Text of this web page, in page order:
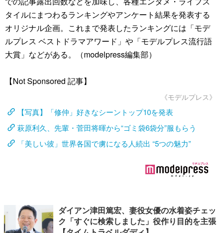
タイルにまつわるランキングやアンケート結果を発表する
オリジナル企画。これまで発表したランキングには「モデ
ルプレス ベストドラマアワード」や「モデルプレス流行語
大賞」などがある。（modelpress編集部）
【Not Sponsored 記事】
《モデルプレス》
【写真】「修仲」好きなシーントップ10を発表
萩原利久、先輩・菅田将暉から“ゴミ袋6袋分”服もらう
「美しい彼」世界各国で虜になる人続出 “5つの魅力”
ダイアン津田篤宏、妻役女優の水着姿チェッ
ク「すぐに検索しました」役作り目的を主張